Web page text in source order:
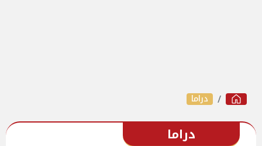
دراما
دراما